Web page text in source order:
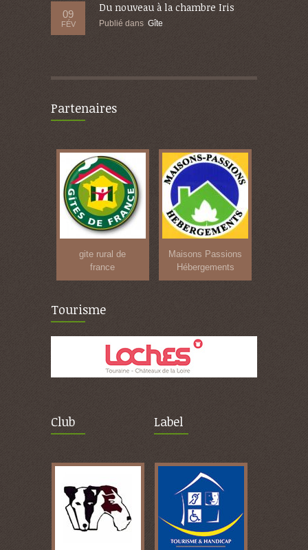
09
FÉV
Du nouveau à la chambre Iris
Publié dans Gîte
Partenaires
gite rural de
france
Maisons Passions
Hébergements
Tourisme
Club Label